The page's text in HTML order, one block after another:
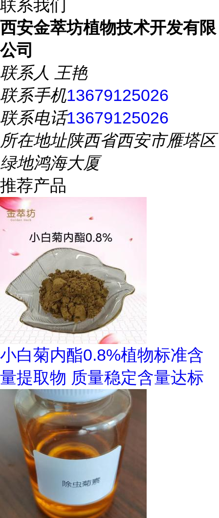
联系我们
西安金萃坊植物技术开发有限
公司
联系人 王艳
联系手机13679125026
联系电话13679125026
所在地址陕西省西安市雁塔区
绿地鸿海大厦
推荐产品
小白菊内酯0.8%植物标准含
量提取物 质量稳定含量达标